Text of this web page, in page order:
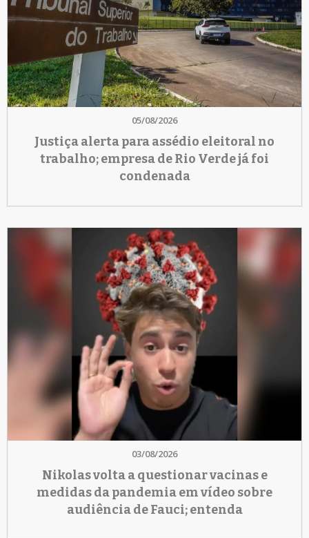
05/08/2026
Justiça alerta para assédio eleitoral no
trabalho; empresa de Rio Verde já foi
condenada
03/08/2026
Nikolas volta a questionar vacinas e
medidas da pandemia em vídeo sobre
audiência de Fauci; entenda